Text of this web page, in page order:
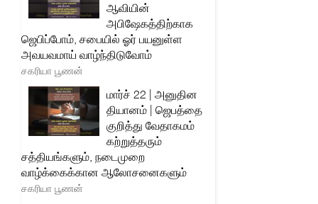
ஆவியின்
அபிஷேகத்திற்காக
ஜெபிப்போம், சபையில் ஓர் பயனுள்ள
அவயவமாய் வாழ்ந்திடுவோம்
சகரியா பூணன்
மார்ச் 22 | அனுதின
தியானம் | ஜெபத்தை
குறித்து வேதாகமம்
கற்றுத்தரும்
சத்தியங்களும், நடைமுறை
வாழ்க்கைக்கான ஆலோசனைகளும்
சகரியா பூணன்